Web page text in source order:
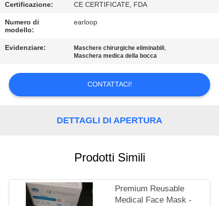
RICHIEDA
UNA
CITAZIONE
MAPPA
DEL
Certificazione: CE CERTIFICATE, FDA
Numero di
modello:
earloop
Evidenziare: Maschere chirurgiche eliminabili,
Maschera medica della bocca
CONTATTACI!
DETTAGLI DI APERTURA
Prodotti Simili
Premium Reusable
Medical Face Mask -